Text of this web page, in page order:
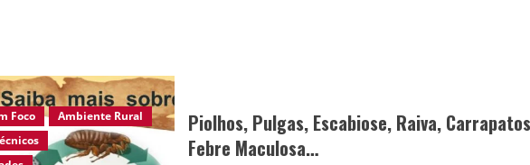
Foco
Ambiente Rural
Piolhos, Pulgas, Escabiose, Raiva,
Febre Maculosa…